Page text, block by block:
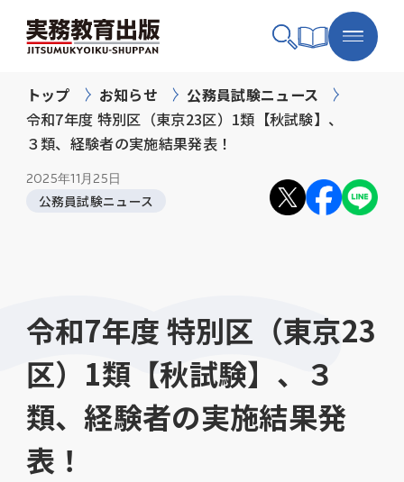
トップ お知らせ
公務員試験ニュース
令和7年度 特別区（東京23区）1類【秋試験】、
３類、経験者の実施結果発表！
2025年11月25日
公務員試験ニュース
令和7年度 特別区（東京23
区）1類【秋試験】、３
類、経験者の実施結果発
表！